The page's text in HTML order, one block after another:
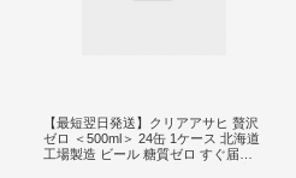
【最短翌日発送】クリアアサヒ 贅沢
ゼロ ＜500ml＞ 24缶 1ケース 北海道
工場製造 ビール 糖質ゼロ すぐ届く